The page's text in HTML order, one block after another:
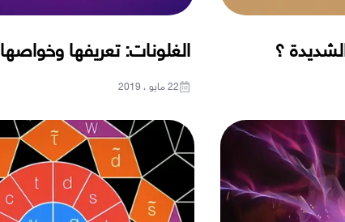
؟ الغلونات: تعريفها وخواصها
22 مايو ، 2019